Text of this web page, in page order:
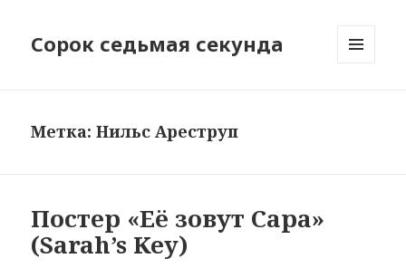
Сорок седьмая секунда
Метка:Нильс Ареструп
Постер «Её зовут Сара»
(Sarah’s Key)